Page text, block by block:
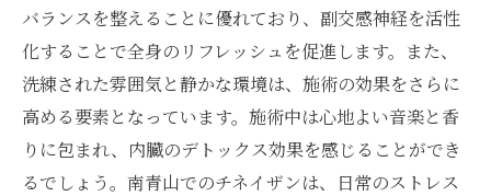
バランスを整えることに優れており、副交感神経を活性
化することで全身のリフレッシュを促進します。また、
洗練された雰囲気と静かな環境は、施術の効果をさらに
高める要素となっています。施術中は心地よい音楽と香
りに包まれ、内臓のデトックス効果を感じることができ
るでしょう。南青山でのチネイザンは、日常のストレス